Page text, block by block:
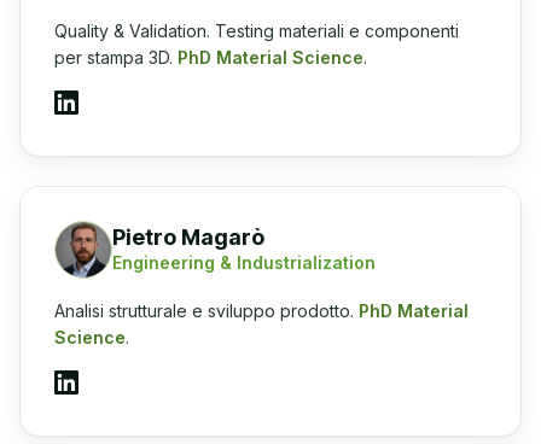
Quality & Validation. Testing materiali e componenti
per stampa 3D. PhD Material Science.
Pietro Magarò
Engineering & Industrialization
Analisi strutturale e sviluppo prodotto. PhD Material
Science.